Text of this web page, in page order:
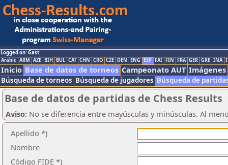
Logged on: Gast
Arabic ARM AZE BIH BUL CAT CHN CRO CZE DEN ENG ESP FAI FIN FRA GER GRE INA
Inicio Base de datos de torneos Campeonato AUT Imágenes
Búsqueda de torneos Búsqueda de jugadores Búsqueda de
Base de datos de partidas de Chess Results
Aviso: No se diferencia entre mayúsculas y minúsculas. Al
Apellido *)
Nombre
Código FIDE *)